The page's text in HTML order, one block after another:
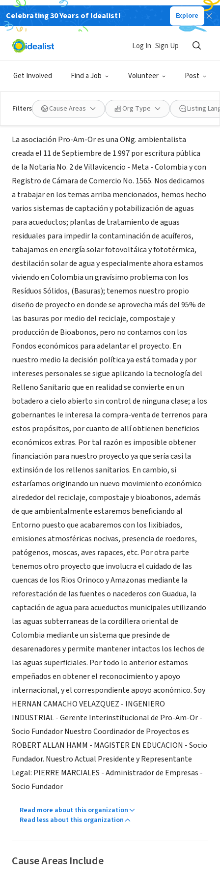
Celebrating 30 Years of Idealist! Explore
Get Involved Find a Job Volunteer Post
Log In Sign Up
Filters Cause Areas Org Type Listing
NONPROFIT
PRO-AM-OR (Asociación Pro
Amazonia Orinoquia)
Villavicencio, MET, Colombia
About Us
La asociación Pro-Am-Or es una ONg. ambientalista
creada el 11 de Septiembre de 1.997 por escritura pública
de la Notaria No. 2 de Villavicencio - Meta - Colombia y con
Registro de Cámara de Comercio No. 1565. Nos dedicamos
a trabajar en los temas arriba mencionados, hemos hecho
varios sistemas de captación y potabilización de aguas
para acueductos; plantas de tratamiento de aguas
residuales para impedir la contaminación de acuíferos,
tabajamos en energía solar fotovoltáica y fototérmica,
destilación solar de agua y especialmente ahora estamos
viviendo en Colombia un gravísimo problema con los
Resíduos Sólidos, (Basuras); tenemos nuestro propio
diseño de proyecto en donde se aprovecha más del 95% de
las basuras por medio del reciclaje, compostaje y
producción de Bioabonos, pero no contamos con los
Fondos económicos para adelantar el proyecto. En
nuestro medio la decisión política ya está tomada y por
intereses personales se sigue aplicando la tecnología del
Relleno Sanitario que en realidad se convierte en un
botadero a cielo abierto sin control de ninguna clase; a los
gobernantes le interesa la compra-venta de terrenos para
estos propósitos, por cuanto de allí obtienen beneficios
económicos extras. Por tal razón es imposible obtener
financiación para nuestro proyecto ya que sería casi la
extinsión de los rellenos sanitarios. En cambio, si
estaríamos originando un nuevo movimiento económico
alrededor del reciclaje, compostaje y bioabonos, además
de que ambientalmente estaremos beneficiando al
Entorno puesto que acabaremos con los lixibiados,
emisiones atmosféricas nocivas, presencia de roedores,
patógenos, moscas, aves rapaces, etc. Por otra parte
tenemos otro proyecto que involucra el cuidado de las
cuencas de los Rios Orinoco y Amazonas mediante la
reforestación de las fuentes o nacederos con Guadua, la
captación de agua para acueductos municipales utilizando
las aguas subterraneas de la cordillera oriental de
Colombia mediante un sistema que presinde de
desarenadores y permite mantener intactos los lechos de
las aguas superficiales. Por todo lo anterior estamos
empeñados en obtener el reconocimiento y apoyo
internacional, y el correspondiente apoyo aconómico. Soy
HERNAN CAMACHO VELAZQUEZ - INGENIERO
INDUSTRIAL - Gerente Interinstitucional de Pro-Am-Or -
Socio Fundador Nuestro Coordinador de Proyectos es
ROBERT ALLAN HAMM - MAGISTER EN EDUCACION - Socio
Fundador. Nuestro Actual Presidente y Representante
Legal: PIERRE MARCIALES - Administrador de Empresas -
Socio Fundador
Read more about this organization
Read less about this organization
Cause Areas Include